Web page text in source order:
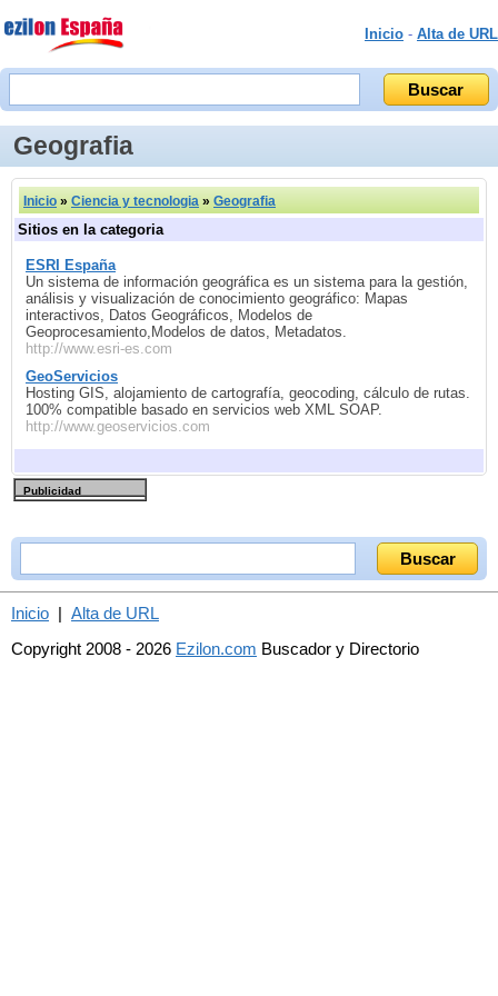
Inicio - Alta de URL
Geografia
Inicio » Ciencia y tecnologia » Geografia
Sitios en la categoria
ESRI España
Un sistema de información geográfica es un sistema para la gestión,
análisis y visualización de conocimiento geográfico: Mapas
interactivos, Datos Geográficos, Modelos de
Geoprocesamiento,Modelos de datos, Metadatos.
http://www.esri-es.com
GeoServicios
Hosting GIS, alojamiento de cartografía, geocoding, cálculo de rutas.
100% compatible basado en servicios web XML SOAP.
http://www.geoservicios.com
Publicidad
Inicio | Alta de URL
Copyright 2008 - 2026 Ezilon.com Buscador y Directorio